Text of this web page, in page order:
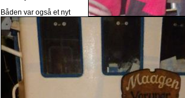
Båden var også et nyt